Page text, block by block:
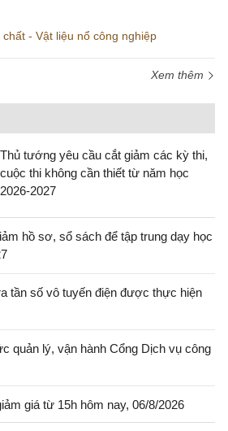
chất - Vật liệu nổ công nghiệp
Xem thêm
Thủ tướng yêu cầu cắt giảm các kỳ thi,
cuộc thi không cần thiết từ năm học
2026-2027
hồ sơ, sổ sách để tập trung dạy học
tần số vô tuyến điện được thực hiện
quản lý, vận hành Cổng Dịch vụ công
giá từ 15h hôm nay, 06/8/2026